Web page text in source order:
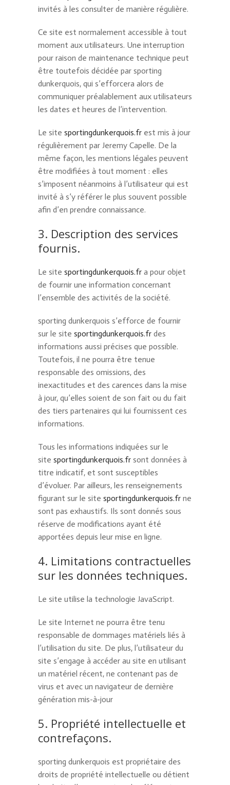
invités à les consulter de manière régulière.
Ce site est normalement accessible à tout
moment aux utilisateurs. Une interruption
pour raison de maintenance technique peut
être toutefois décidée par sporting
dunkerquois, qui s’efforcera alors de
communiquer préalablement aux utilisateurs
les dates et heures de l’intervention.
Le site sportingdunkerquois.fr est mis à jour
régulièrement par Jeremy Capelle. De la
même façon, les mentions légales peuvent
être modifiées à tout moment : elles
s’imposent néanmoins à l’utilisateur qui est
invité à s’y référer le plus souvent possible
afin d’en prendre connaissance.
3. Description des services
fournis.
Le site sportingdunkerquois.fr a pour objet
de fournir une information concernant
l’ensemble des activités de la société.
sporting dunkerquois s’efforce de fournir
sur le site sportingdunkerquois.fr des
informations aussi précises que possible.
Toutefois, il ne pourra être tenue
responsable des omissions, des
inexactitudes et des carences dans la mise
à jour, qu’elles soient de son fait ou du fait
des tiers partenaires qui lui fournissent ces
informations.
Tous les informations indiquées sur le
site sportingdunkerquois.fr sont données à
titre indicatif, et sont susceptibles
d’évoluer. Par ailleurs, les renseignements
figurant sur le site sportingdunkerquois.fr ne
sont pas exhaustifs. Ils sont donnés sous
réserve de modifications ayant été
apportées depuis leur mise en ligne.
4. Limitations contractuelles
sur les données techniques.
Le site utilise la technologie JavaScript.
Le site Internet ne pourra être tenu
responsable de dommages matériels liés à
l’utilisation du site. De plus, l’utilisateur du
site s’engage à accéder au site en utilisant
un matériel récent, ne contenant pas de
virus et avec un navigateur de dernière
génération mis-à-jour
5. Propriété intellectuelle et
contrefaçons.
sporting dunkerquois est propriétaire des
droits de propriété intellectuelle ou détient